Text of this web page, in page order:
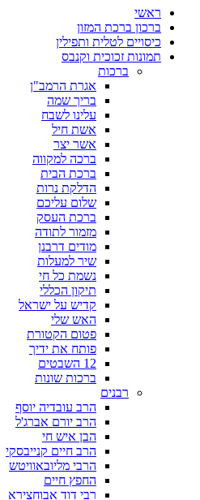
ראשי
ברכון ברכת המזון
כיסויים לטלית ותפילין
תמונות זכוכית וקנבס
ברכות
אגרת הרמב"ן
בריך שמה
עלינו לשבח
אשת חיל
אשר יצר
ברכה למקווה
ברכת הבית
הדלקת נרות
שלום עליכם
ברכת העסק
מזמור לתודה
מודים דרבנן
שיר למעלות
נשמת כל חי
תיקון הכללי
קדיש על ישראל
האש שלי
פטום הקטורת
פותח את ידיך
12 השבטים
ברכות שונות
רבנים
הרב עובדיה יוסף
הרב יורם אברג'ל
הבן איש חי
הרב חיים קנייבסקי
הרבי מליובאוויטש
החפץ חיים
רבי דוד אבוחצירא